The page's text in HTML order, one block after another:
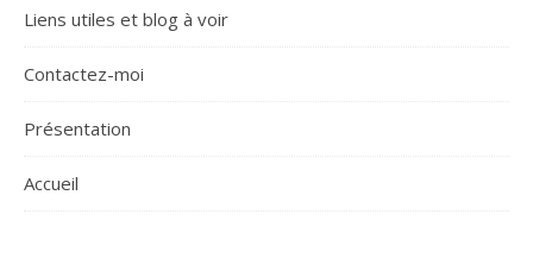
Liens utiles et blog à voir
Contactez-moi
Présentation
Accueil